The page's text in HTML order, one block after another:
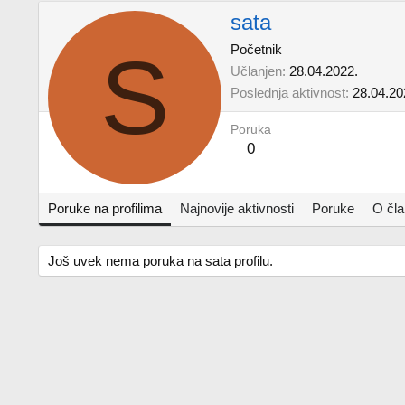
S
sata
Početnik
Učlanjen 28.04.2022.
Poslednja aktivnost
Poruka
0
Poruke na profilima Najnovije aktivnosti Poruke O
Još uvek nema poruka na sata profilu.